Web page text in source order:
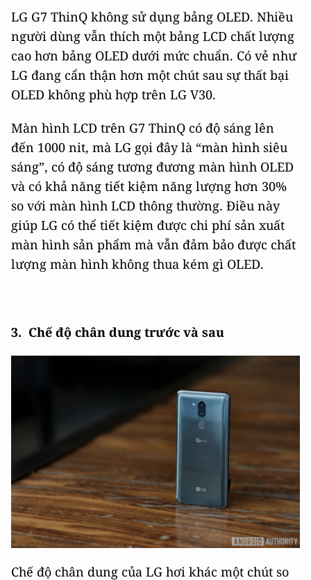
LG G7 ThinQ không sử dụng bảng OLED. Nhiều
người dùng vẫn thích một bảng LCD chất lượng
cao hơn bảng OLED dưới mức chuẩn. Có vẻ như
LG đang cẩn thận hơn một chút sau sự thất bại
OLED không phù hợp trên LG V30.
Màn hình LCD trên G7 ThinQ có độ sáng lên
đến 1000 nit, mà LG gọi đây là “màn hình siêu
sáng”, có độ sáng tương đương màn hình OLED
và có khả năng tiết kiệm năng lượng hơn 30%
so với màn hình LCD thông thường. Điều này
giúp LG có thể tiết kiệm được chi phí sản xuất
màn hình sản phẩm mà vẫn đảm bảo được chất
lượng màn hình không thua kém gì OLED.
3. Chế độ chân dung trước và sau
Chế độ chân dung của LG hơi khác một chút so